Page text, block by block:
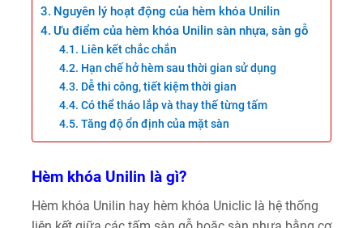
Nguyên lý hoạt động của hèm khóa Unilin
Ưu điểm của hèm khóa Unilin sàn nhựa, sàn gỗ
Liên kết chắc chắn
Hạn chế hở hèm sau thời gian sử dụng
Dễ thi công, tiết kiệm thời gian
Có thể tháo lắp và thay thế từng tấm
Tăng độ ổn định của mặt sàn
Hèm khóa Unilin là gì?
Hèm khóa Unilin hay hèm khóa Uniclic là hệ thống